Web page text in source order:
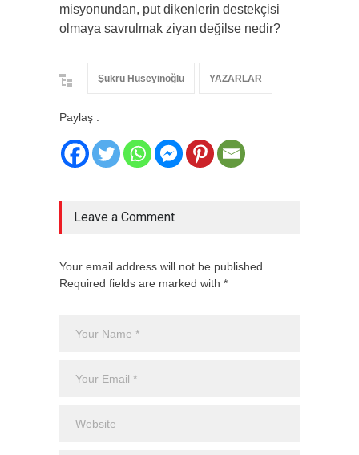
misyonundan, put dikenlerin destekçisi
olmaya savrulmak ziyan değilse nedir?
Şükrü Hüseyinoğlu YAZARLAR
Paylaş :
Leave a Comment
Your email address will not be published.
Required fields are marked with *